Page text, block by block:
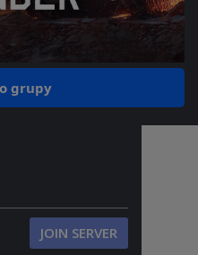
grupy
JOIN SERVER